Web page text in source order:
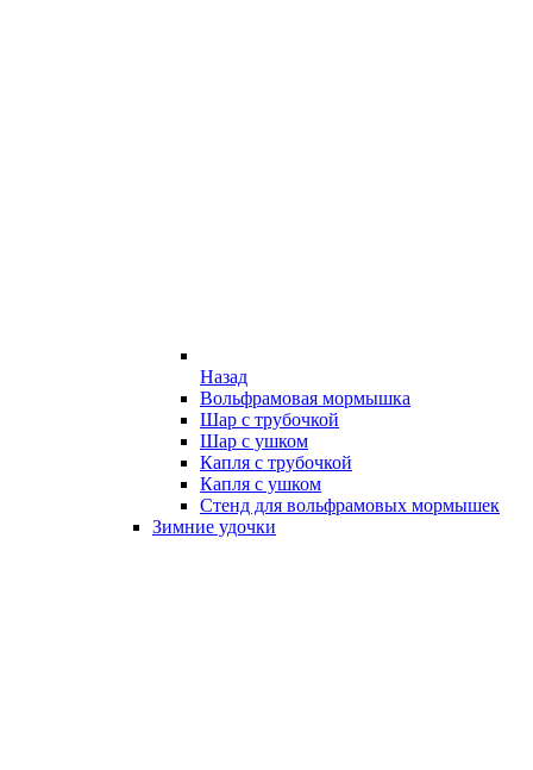
Назад
Вольфрамовая мормышка
Шар с трубочкой
Шар с ушком
Капля с трубочкой
Капля с ушком
Стенд для вольфрамовых мормышек
Зимние удочки